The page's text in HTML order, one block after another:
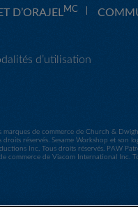
D’ORAJELMC
d’utilisation
de commerce de Church &
réservés. Sesame Workshop et son
Inc. Tous droits réservés. PAW
commerce de Viacom International Inc.